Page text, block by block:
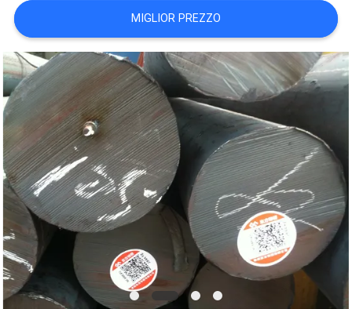
DEL
SITO
PRIVACY
POLICY
MIGLIOR PREZZO